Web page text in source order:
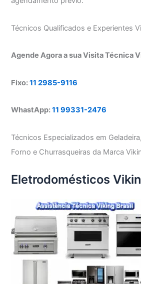
Técnicos Qualificados e Experientes
Agende Agora a sua Visita Técnica
Fixo:11 2985-9116
WhastApp:11 99331-2476
Técnicos Especializados em
Forno e Churrasqueiras da Marca
Eletrodomésticos